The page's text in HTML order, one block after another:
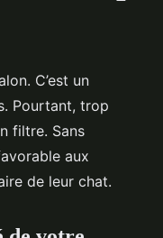
C’est un
Pourtant, trop
filtre. Sans
aux
de leur chat.